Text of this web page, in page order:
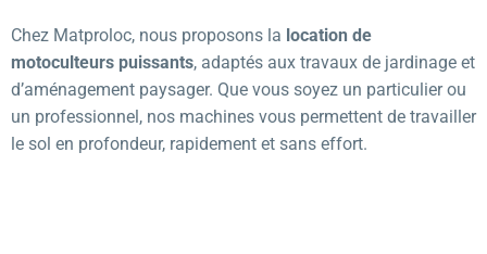
Chez Matproloc, nous proposons la location de
motoculteurs puissants, adaptés aux travaux de jardinage et
d’aménagement paysager. Que vous soyez un particulier ou
un professionnel, nos machines vous permettent de travailler
le sol en profondeur, rapidement et sans effort.